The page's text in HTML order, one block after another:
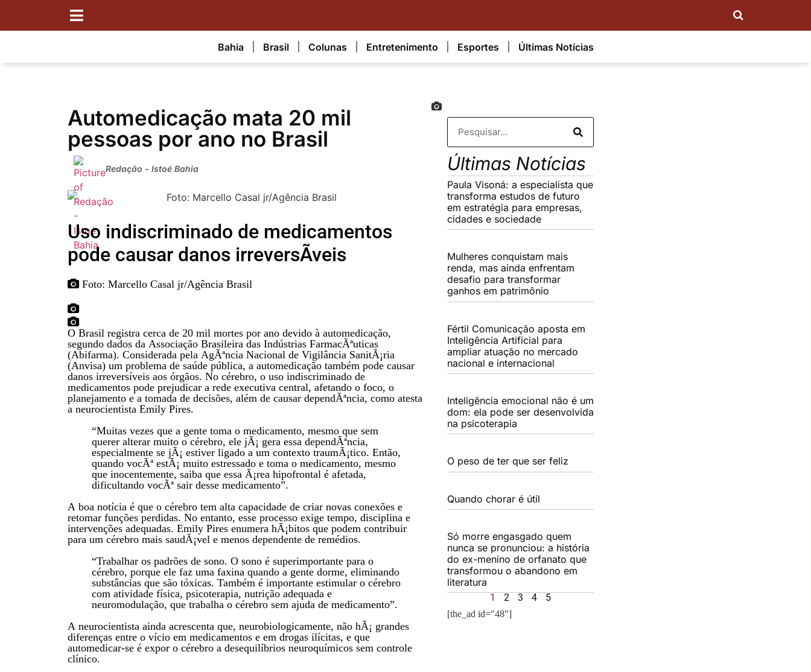
Bahia Brasil Colunas Entretenimento Esportes Últimas Notícias
Automedicação mata 20 mil
pessoas por ano no Brasil
Redação - Istoé Bahia
Uso indiscriminado de medicamentos
pode causar danos irreversÃ­veis
Foto: Marcello Casal jr/Agência Brasil
O Brasil registra cerca de 20 mil mortes por ano devido à automedicação,
segundo dados da Associação Brasileira das Indústrias FarmacÃªuticas
(Abifarma). Considerada pela AgÃªncia Nacional de Vigilância SanitÃ¡ria
(Anvisa) um problema de saúde pública, a automedicação também pode causar
danos irreversíveis aos órgãos. No cérebro, o uso indiscriminado de
medicamentos pode prejudicar a rede executiva central, afetando o foco, o
planejamento e a tomada de decisões, além de causar dependÃªncia, como atesta
a neurocientista Emily Pires.
“Muitas vezes que a gente toma o medicamento, mesmo que sem
querer alterar muito o cérebro, ele jÃ¡ gera essa dependÃªncia,
especialmente se jÃ¡ estiver ligado a um contexto traumÃ¡tico. Então,
quando vocÃª estÃ¡ muito estressado e toma o medicamento, mesmo
que inocentemente, saiba que essa Ã¡rea hipofrontal é afetada,
dificultando vocÃª sair desse medicamento”.
A boa notícia é que o cérebro tem alta capacidade de criar novas conexões e
retomar funções perdidas. No entanto, esse processo exige tempo, disciplina e
intervenções adequadas. Emily Pires enumera hÃ¡bitos que podem contribuir
para um cérebro mais saudÃ¡vel e menos dependente de remédios.
“Trabalhar os padrões de sono. O sono é superimportante para o
cérebro, porque ele faz uma faxina quando a gente dorme, eliminando
substâncias que são tóxicas. Também é importante estimular o cérebro
com atividade física, psicoterapia, nutrição adequada e
neuromodulação, que trabalha o cérebro sem ajuda de medicamento”.
A neurocientista ainda acrescenta que, neurobiologicamente, não hÃ¡ grandes
diferenças entre o vício em medicamentos e em drogas ilícitas, e que
automedicar-se é expor o cérebro a desequilíbrios neuroquímicos sem controle
clínico.
Últimas Notícias
Paula Visoná: a especialista que
transforma estudos de futuro
em estratégia para empresas,
cidades e sociedade
Mulheres conquistam mais
renda, mas ainda enfrentam
desafio para transformar
ganhos em patrimônio
Fértil Comunicação aposta em
Inteligência Artificial para
ampliar atuação no mercado
nacional e internacional
Inteligência emocional não é um
dom: ela pode ser desenvolvida
na psicoterapia
O peso de ter que ser feliz
Quando chorar é útil
Só morre engasgado quem
nunca se pronunciou: a história
do ex-menino de orfanato que
transformou o abandono em
literatura
1 2 3 4 5
[the_ad id="48"]